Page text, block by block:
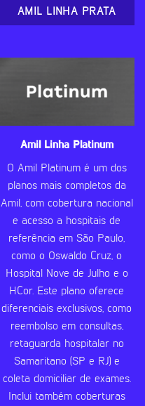
AMIL LINHA PRATA
Amil Linha Platinum
O Amil Platinum é um dos
planos mais completos da
Amil, com cobertura nacional
e acesso a hospitais de
referência em São Paulo,
como o Oswaldo Cruz, o
Hospital Nove de Julho e o
HCor. Este plano oferece
diferenciais exclusivos, como
reembolso em consultas,
retaguarda hospitalar no
Samaritano (SP e RJ) e
coleta domiciliar de exames.
Inclui também coberturas